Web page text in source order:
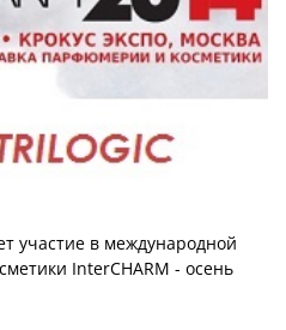
участие в международной
InterCHARM - осень